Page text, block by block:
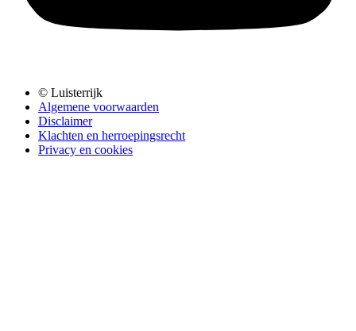
© Luisterrijk
Algemene voorwaarden
Disclaimer
Klachten en herroepingsrecht
Privacy en cookies